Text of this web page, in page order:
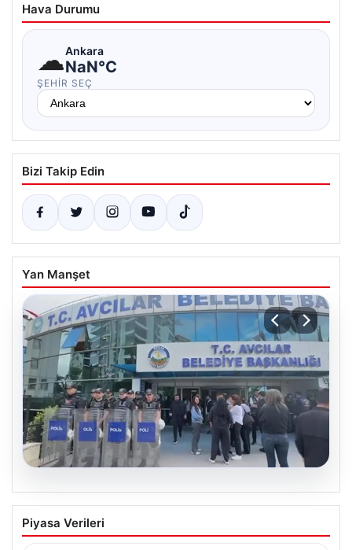
Hava Durumu
☁Ankara
NaN°C
ŞEHIR SEÇ
Bizi Takip Edin
Yan Manşet
05.08.2026
Avcılar Belediyesi’ne operasyon. 12
şüpheli gözaltına alındı
Piyasa Verileri